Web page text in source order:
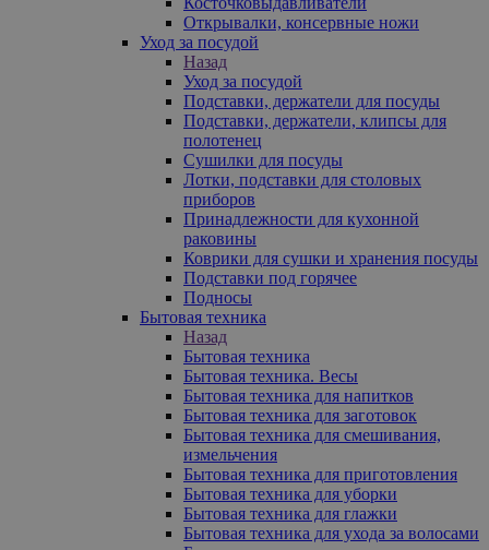
Открывалки, консервные ножи
Уход за посудой
Назад
Уход за посудой
Подставки, держатели для посуды
Подставки, держатели, клипсы для
полотенец
Сушилки для посуды
Лотки, подставки для столовых
приборов
Принадлежности для кухонной
раковины
Коврики для сушки и хранения посуды
Подставки под горячее
Подносы
Бытовая техника
Назад
Бытовая техника
Бытовая техника. Весы
Бытовая техника для напитков
Бытовая техника для заготовок
Бытовая техника для смешивания,
измельчения
Бытовая техника для приготовления
Бытовая техника для уборки
Бытовая техника для глажки
Бытовая техника для ухода за волосами